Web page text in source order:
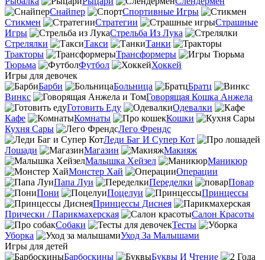
Снайпер
Спортивные Игры
Стикмен
Стратегии
Страшные
Игры
Стрельба Из Лука
Стрелялки
Такси
Танки
Тракторы
Трансформеры
Тюрьма
Футбол
Хоккей
Игры для девочек
Барби
Больница
Братц
Винкс
Говорящая Кошка Анжела
Готовить Еду
Одевалки
Кафе
Комнаты
Кошки
Кухня Сары
Лего Френдс
Леди Баг И Супер Кот
Лошади
Магазин
Макияж
Малышка Хейзел
Маникюр
Монстер Хай
Операции
Папа Луи
Переделки
Повар
Пони
Поцелуи
Принцессы
Принцессы Диснея
Прически / Парикмахерская
Салон Красоты
Собаки
Тесты
Уборка
Уход За Малышами
Игры для детей
Барбоскины
Буквы И Чтение